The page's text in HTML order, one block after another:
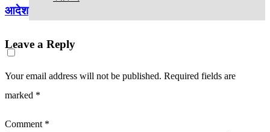
आदेश
Leave a Reply
Your email address will not be published. Required fields are
marked *
Comment *